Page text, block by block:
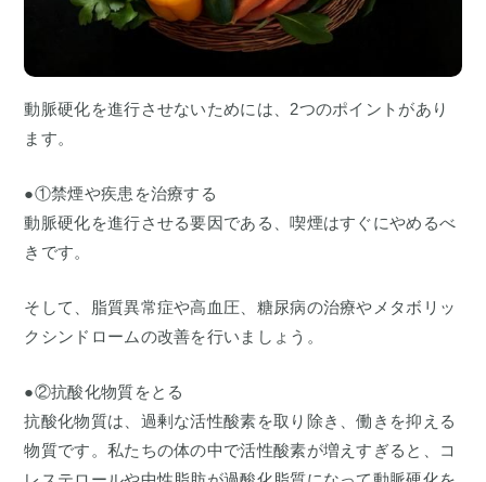
動脈硬化を進行させないためには、2つのポイントがあり
ます。
●①禁煙や疾患を治療する
動脈硬化を進行させる要因である、喫煙はすぐにやめるべ
きです。
そして、脂質異常症や高血圧、糖尿病の治療やメタボリッ
クシンドロームの改善を行いましょう。
●②抗酸化物質をとる
抗酸化物質は、過剰な活性酸素を取り除き、働きを抑える
物質です。私たちの体の中で活性酸素が増えすぎると、コ